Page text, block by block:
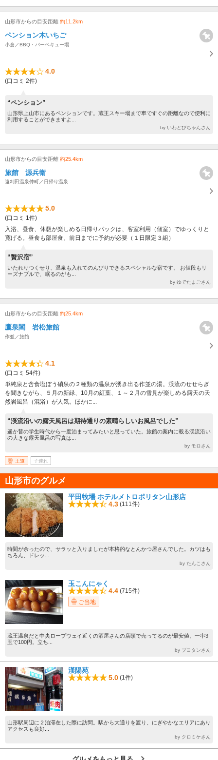
山形市からの目安距離 約11.2km
ペンション木いちご
小倉／BBQ・バーベキュー場
4.0
(口コミ 2件)
“ペンション”
山形県上山市にあるペンションです。蔵王スキー場まで車ですぐの距離なので便利に
利用することができますよ...
by いわとびちゃんさん
山形市からの目安距離 約25.4km
旅館 源兵衛
遠刈田温泉仲町／日帰り温泉
5.0
(口コミ 1件)
入浴、昼食、休憩が楽しめる日帰りパックは、客室利用（個室）でゆっくりと
寛げる。昼食も部屋食。前日までに予約が必要（１日限定３組）
“贅沢宿”
いたれりつくせり、温泉も入れてのんびりできるスペシャルな宿です。 お値段もリ
ーズナブルで、眠るのがも...
by ゆでたまごさん
山形市からの目安距離 約25.4km
鷹泉閣 岩松旅館
作並／旅館
4.1
(口コミ 54件)
単純泉と含食塩ぼう硝泉の２種類の温泉が湧き出る作並の湯。渓流のせせらぎ
を聞きながら、５月の新緑、10月の紅葉、１～２月の雪見が楽しめる露天の天
然岩風呂（混浴）が人気。ほかに...
“渓流沿いの露天風呂は期待通りの素晴らしいお風呂でした”
遥か昔の学生時代から一度泊まってみたいと思っていた。旅館の案内に載る渓流沿い
の大きな露天風呂の写真は...
by モロさん
王道 子連れ
山形市のグルメ
平田牧場 ホテルメトロポリタン山形店
4.3 (111件)
時間が余ったので、サラッと入りましたが本格的なとんかつ屋さんでした。カツはも
ちろん、ドレッ...
by たんこさん
玉こんにゃく
4.4 (715件)
ご当地
蔵王温泉だと中央ロープウェイ近くの酒屋さんの店頭で売ってるのが最安値。一串3
玉で100円。立ち...
by ブヨタンさん
漢陽苑
5.0 (1件)
山形駅周辺に２泊滞在した際に訪問。駅から大通りを渡り、にぎやかなエリアにあり
アクセスも良好...
by クロミケさん